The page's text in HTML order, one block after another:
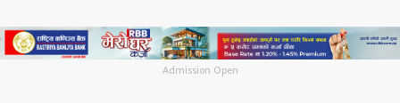
Admission Open